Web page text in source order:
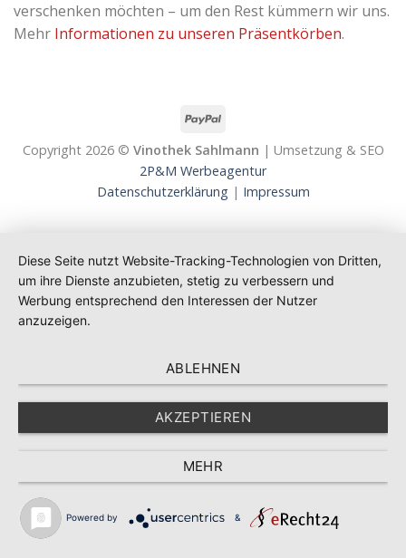
verschenken möchten – um den Rest kümmern wir uns.
Mehr Informationen zu unseren Präsentkörben.
Copyright 2026 © Vinothek Sahlmann | Umsetzung & SEO
2P&M Werbeagentur
Datenschutzerklärung | Impressum
Diese Seite nutzt Website-Tracking-Technologien von Dritten,
um ihre Dienste anzubieten, stetig zu verbessern und
Werbung entsprechend den Interessen der Nutzer
anzuzeigen.
ABLEHNEN
AKZEPTIEREN
MEHR
Powered by &